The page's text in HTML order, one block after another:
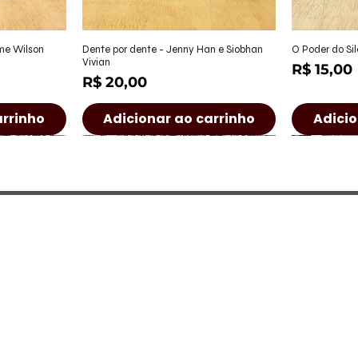
Wilson Visualização rápida
Dente por dente - Jenny Han e Siobhan
Vivian
Preço
R$ 20,00
Adicionar ao carrinho
O Poder do
Preço
R$ 15,00